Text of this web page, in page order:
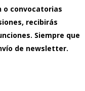
o convocatorias
recibirás
Siempre que
de newsletter.